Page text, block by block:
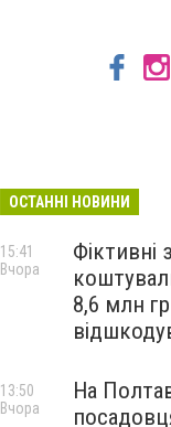
ОСТАННІ НОВИНИ
Фіктивні
8,6 млн
15:41
Вчора
На
13:50
Вчора